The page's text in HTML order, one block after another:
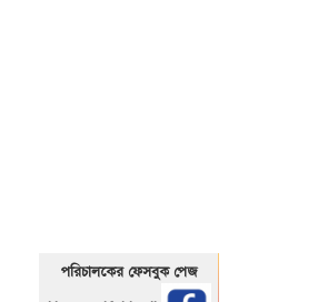
পরিচালকের ফেসবুক পেজ